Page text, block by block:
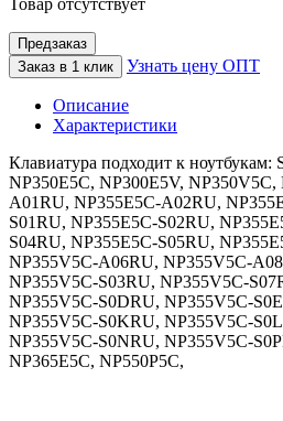
Предзаказ
Заказ в 1 клик
Узнать цену ОПТ
Описание
Характеристики
Клавиатура подходит к ноутбукам:
NP350E5C, NP300E5V, NP350V5C,
A01RU, NP355E5C-A02RU,
S01RU, NP355E5C-S02RU,
S04RU, NP355E5C-S05RU,
NP355V5C-A06RU, NP355V5C-
NP355V5C-S03RU, NP355V5C-
NP355V5C-S0DRU, NP355V5C-
NP355V5C-S0KRU, NP355V5C-
NP355V5C-S0NRU, NP355V5C-
NP365E5C, NP550P5C,